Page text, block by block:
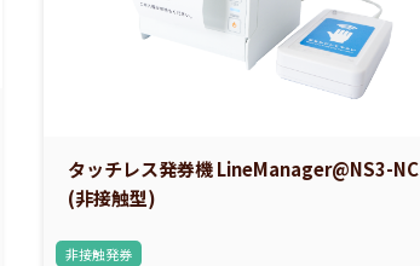
タッチレス発券機 LineManager@NS3-NC
(非接触型)
非接触発券